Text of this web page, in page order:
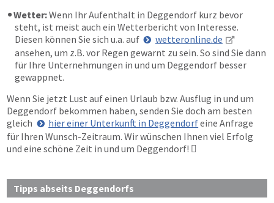
Wetter:Wenn Ihr Aufenthalt in Deggendorf kurz bevor
steht, ist meist auch ein Wetterbericht von Interesse.
Diesen können Sie sich u.a. auf
wetteronline.de
ansehen, um z.B. vor Regen gewarnt zu sein. So sind Sie dann
für Ihre Unternehmungen in und um Deggendorf besser
gewappnet.
Wenn Sie jetzt Lust auf einen Urlaub bzw. Ausflug in und um
Deggendorf bekommen haben, senden Sie doch am besten
gleich
hier einer Unterkunft in Deggendorfeine Anfrage
für Ihren Wunsch-Zeitraum. Wir wünschen Ihnen viel Erfolg
und eine schöne Zeit in und um Deggendorf! 
Tipps abseits Deggendorfs